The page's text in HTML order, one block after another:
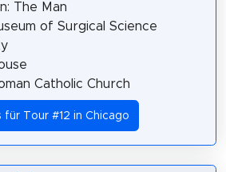
The Man
of Surgical Science
Catholic Church
für Tour #12 in Chicago